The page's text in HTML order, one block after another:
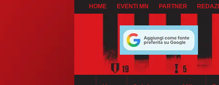
HOME EVENTI MN PARTNER